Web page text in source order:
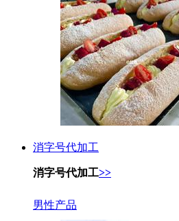
消字号代加工
消字号代加工>>
男性产品